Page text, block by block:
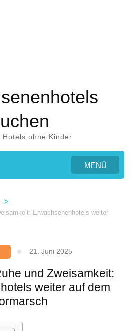
Hotels ohne Kinder
MENÜ
>
Erwachsenenhotels weiter
21. Juni 2025
und Zweisamkeit:
weiter auf dem